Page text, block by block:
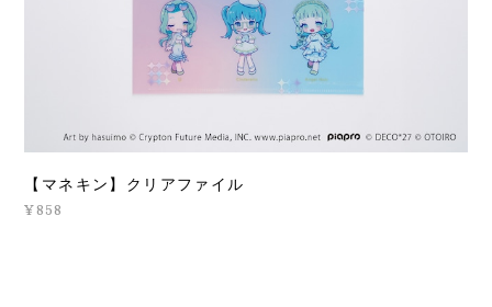
【マネキン】クリアファイル
¥858